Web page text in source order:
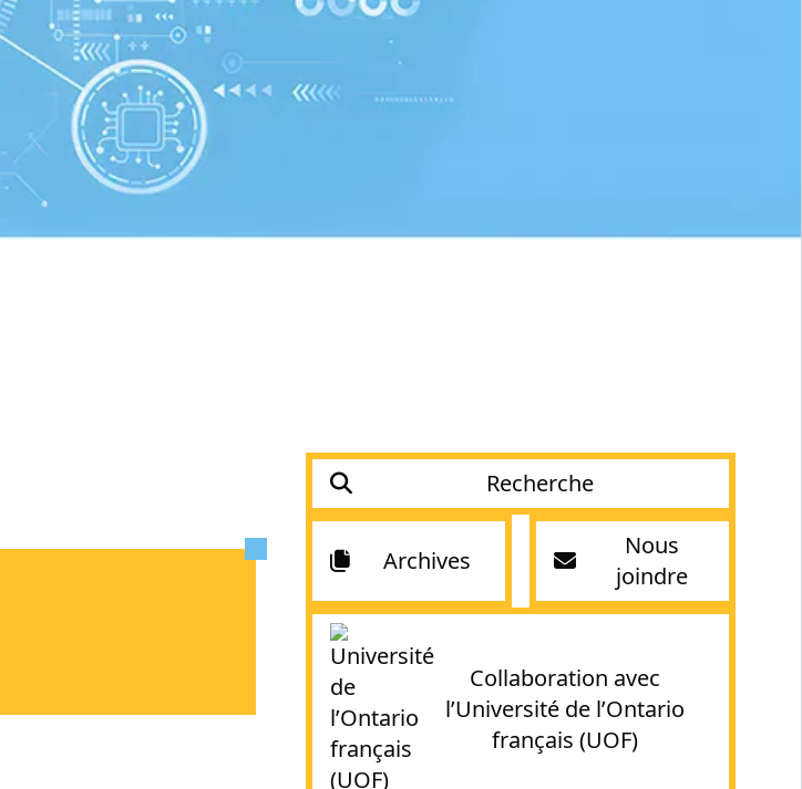
Recherche
Archives
Nous
joindre
Collaboration avec
l’Université de l’Ontario
français (UOF)